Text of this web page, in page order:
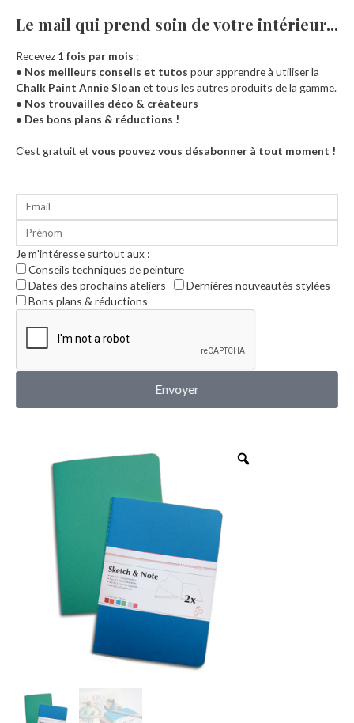
Accueil
Le mail qui prend soin de votre intérieur...​
Recevez 1 fois par mois :
• Nos meilleurs conseils et tutos pour apprendre à utiliser la
Chalk Paint Annie Sloan et tous les autres produits de la gamme.
• Nos trouvailles déco & créateurs
• Des bons plans & réductions !
C’est gratuit et vous pouvez vous désabonner à tout moment !
Je m'intéresse surtout aux :
Conseils techniques de peinture
Dates des prochains ateliers
Dernières nouveautés stylées
Bons plans & réductions
Envoyer